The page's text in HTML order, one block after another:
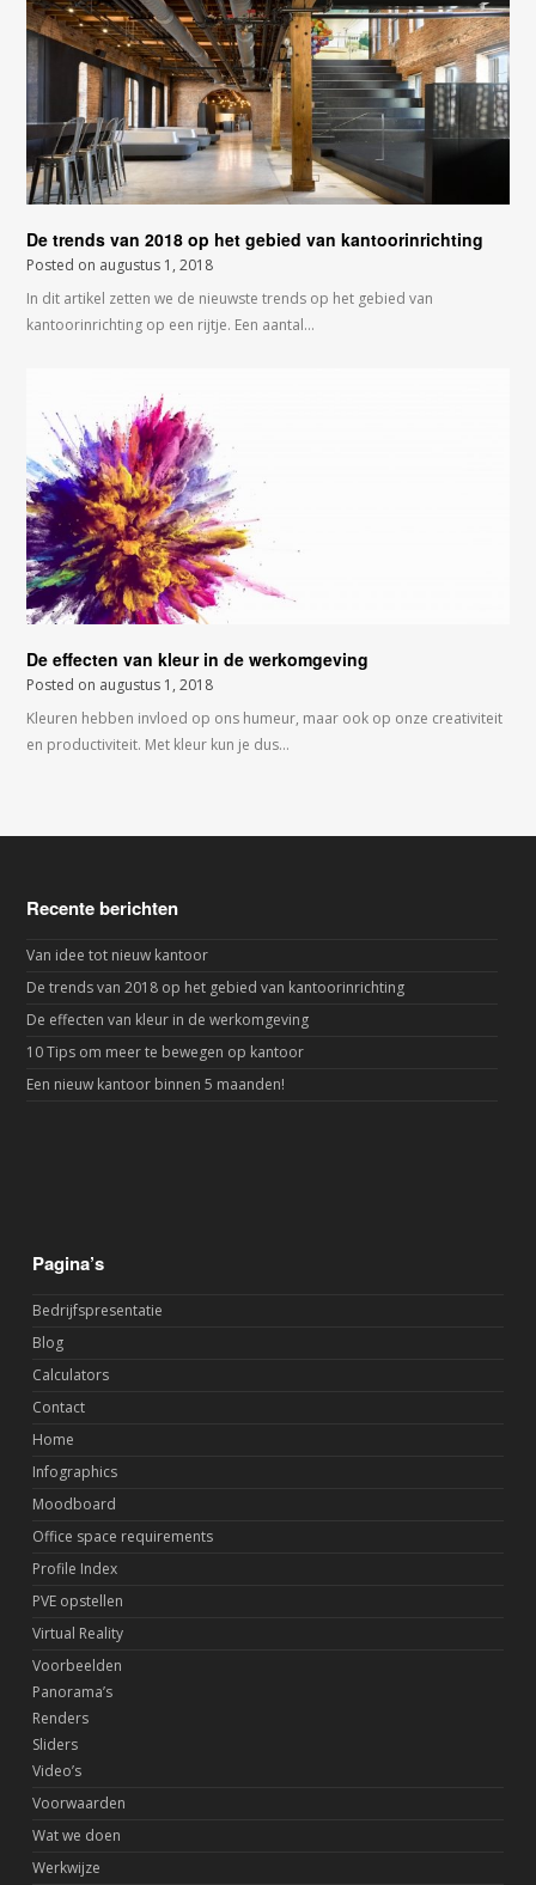
De trends van 2018 op het gebied van kantoorinrichting
Posted on augustus 1, 2018
In dit artikel zetten we de nieuwste trends op het gebied van
kantoorinrichting op een rijtje. Een aantal…
De effecten van kleur in de werkomgeving
Posted on augustus 1, 2018
Kleuren hebben invloed op ons humeur, maar ook op onze creativiteit
en productiviteit. Met kleur kun je dus…
Recente berichten
Van idee tot nieuw kantoor
De trends van 2018 op het gebied van kantoorinrichting
De effecten van kleur in de werkomgeving
10 Tips om meer te bewegen op kantoor
Een nieuw kantoor binnen 5 maanden!
Pagina’s
Bedrijfspresentatie
Blog
Calculators
Contact
Home
Infographics
Moodboard
Office space requirements
Profile Index
PVE opstellen
Virtual Reality
Voorbeelden
Panorama’s
Renders
Sliders
Video’s
Voorwaarden
Wat we doen
Werkwijze